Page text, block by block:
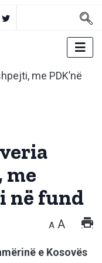
me
në fund
A A
e Kosovës